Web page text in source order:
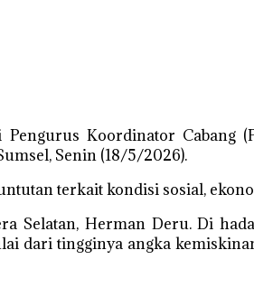
Koordinator Cabang
Senin (18/5/2026).
terkait kondisi sosial,
Selatan, Herman Deru. Di
dari tingginya angka